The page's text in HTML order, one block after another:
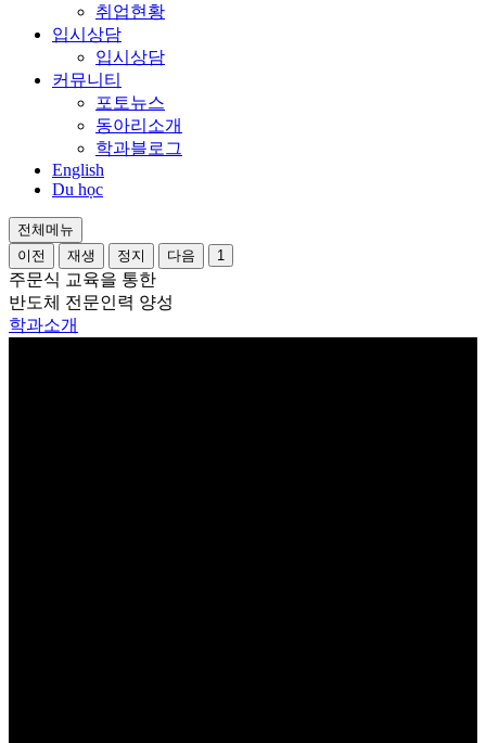
취업현황
입시상담
입시상담
커뮤니티
포토뉴스
동아리소개
학과블로그
English
Du học
전체메뉴
이전
재생 정지 다음 1
주문식 교육을 통한
반도체 전문인력 양성
학과소개